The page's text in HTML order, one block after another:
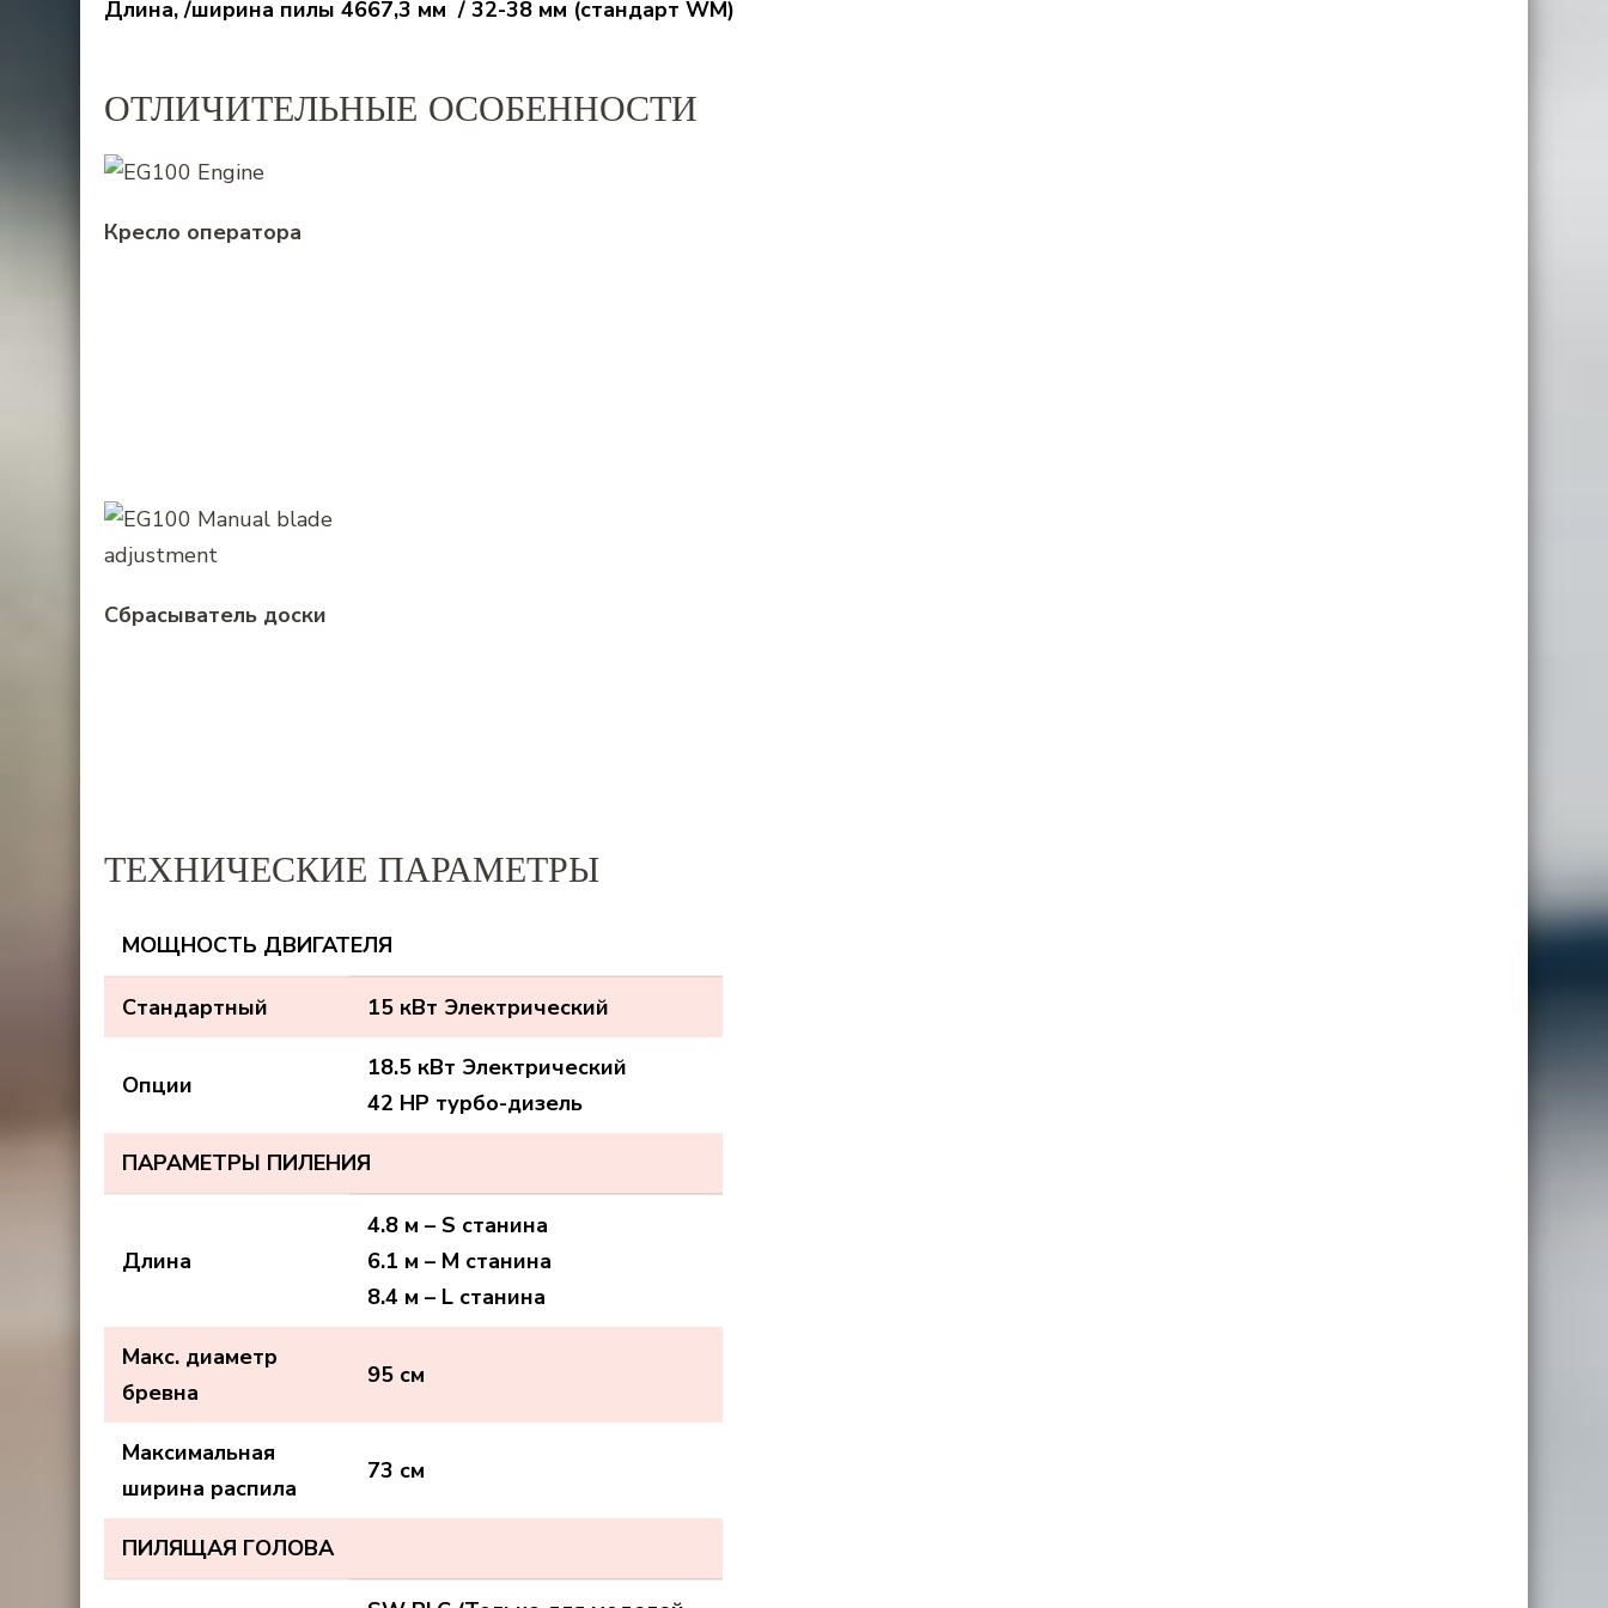
Длина, /ширина пилы 4667,3 мм / 32-38 мм (стандарт WM)
ОТЛИЧИТЕЛЬНЫЕ ОСОБЕННОСТИ
Кресло оператора
Сбрасыватель доски
ТЕХНИЧЕСКИЕ ПАРАМЕТРЫ
МОЩНОСТЬ ДВИГАТЕЛЯ
Стандартный 15 кВт Электрический
Опции
18.5 кВт Электрический
42 HP турбо-дизель
ПАРАМЕТРЫ ПИЛЕНИЯ
Длина
4.8 м – S станина
6.1 м – M станина
8.4 м – L станина
Макс. диаметр
бревна
95 см
Максимальная
ширина распила
73 см
ПИЛЯЩАЯ ГОЛОВА